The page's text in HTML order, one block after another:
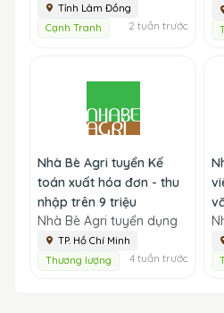
Tỉnh Lâm Đồng
Cạnh Tranh
2 tuần trước
Nhà Bè Agri tuyển Kế
toán xuất hóa đơn - thu
nhập trên 9 triệu
Nhà Bè Agri tuyển dụng
TP. Hồ Chí Minh
Thương lượng
4 tuần trước